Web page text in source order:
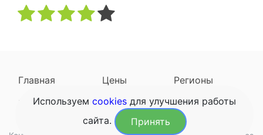
Главная Цены
Регионы
Наследодатели
Задать вопрос
Используем cookies для улучшения работы
сайта.
Принять